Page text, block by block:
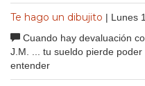
Te hago un dibujito | Lunes
Cuando hay devaluación
J.M. ... tu sueldo pierde
entender